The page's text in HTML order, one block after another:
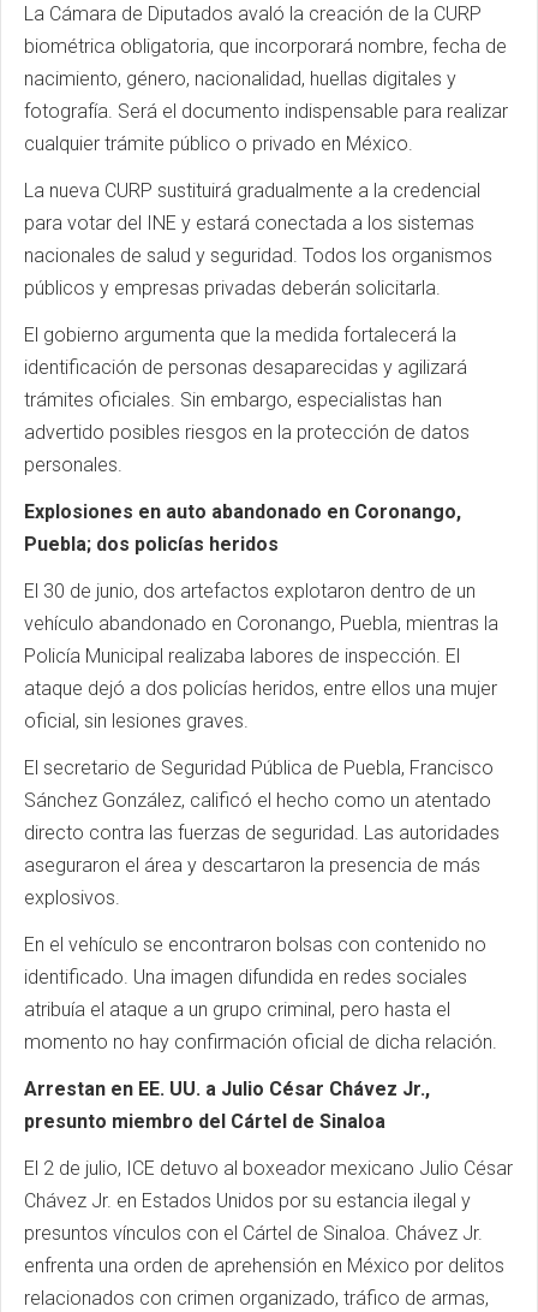
La Cámara de Diputados avaló la creación de la CURP
biométrica obligatoria, que incorporará nombre, fecha de
nacimiento, género, nacionalidad, huellas digitales y
fotografía. Será el documento indispensable para realizar
cualquier trámite público o privado en México.
La nueva CURP sustituirá gradualmente a la credencial
para votar del INE y estará conectada a los sistemas
nacionales de salud y seguridad. Todos los organismos
públicos y empresas privadas deberán solicitarla.
El gobierno argumenta que la medida fortalecerá la
identificación de personas desaparecidas y agilizará
trámites oficiales. Sin embargo, especialistas han
advertido posibles riesgos en la protección de datos
personales.
Explosiones en auto abandonado en Coronango,
Puebla; dos policías heridos
El 30 de junio, dos artefactos explotaron dentro de un
vehículo abandonado en Coronango, Puebla, mientras la
Policía Municipal realizaba labores de inspección. El
ataque dejó a dos policías heridos, entre ellos una mujer
oficial, sin lesiones graves.
El secretario de Seguridad Pública de Puebla, Francisco
Sánchez González, calificó el hecho como un atentado
directo contra las fuerzas de seguridad. Las autoridades
aseguraron el área y descartaron la presencia de más
explosivos.
En el vehículo se encontraron bolsas con contenido no
identificado. Una imagen difundida en redes sociales
atribuía el ataque a un grupo criminal, pero hasta el
momento no hay confirmación oficial de dicha relación.
Arrestan en EE. UU. a Julio César Chávez Jr.,
presunto miembro del Cártel de Sinaloa
El 2 de julio, ICE detuvo al boxeador mexicano Julio César
Chávez Jr. en Estados Unidos por su estancia ilegal y
presuntos vínculos con el Cártel de Sinaloa. Chávez Jr.
enfrenta una orden de aprehensión en México por delitos
relacionados con crimen organizado, tráfico de armas,